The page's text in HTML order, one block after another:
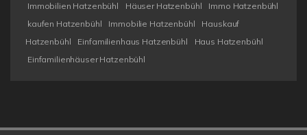
Immobilien Hatzenbühl Häuser Hatzenbühl
Immo Hatzenbühl
kaufen Hatzenbühl
Immobilie Hatzenbühl
Hauskauf
Hatzenbühl
Einfamilienhaus Hatzenbühl
Haus Hatzenbühl
Einfamilienhäuser Hatzenbühl